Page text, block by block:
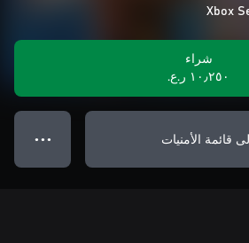
شراء
١٠٫٢٥٠ ر.ع.‏
قائمة الأمنيات ● ● ●